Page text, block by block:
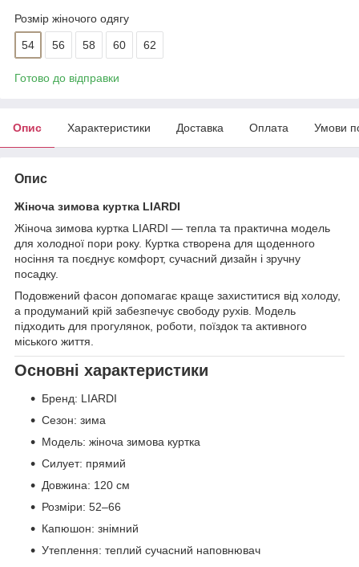
Розмір жіночого одягу
54 56 58 60 62
Готово до відправки
Опис Характеристики Доставка Оплата Умови
Опис
Жіноча зимова куртка LIARDI
Жіноча зимова куртка LIARDI — тепла та практична модель
для холодної пори року. Куртка створена для щоденного
носіння та поєднує комфорт, сучасний дизайн і зручну
посадку.
Подовжений фасон допомагає краще захиститися від холоду,
а продуманий крій забезпечує свободу рухів. Модель
підходить для прогулянок, роботи, поїздок та активного
міського життя.
Основні характеристики
Бренд: LIARDI
Сезон: зима
Модель: жіноча зимова куртка
Силует: прямий
Довжина: 120 см
Розміри: 52–66
Капюшон: знімний
Утеплення: теплий сучасний наповнювач